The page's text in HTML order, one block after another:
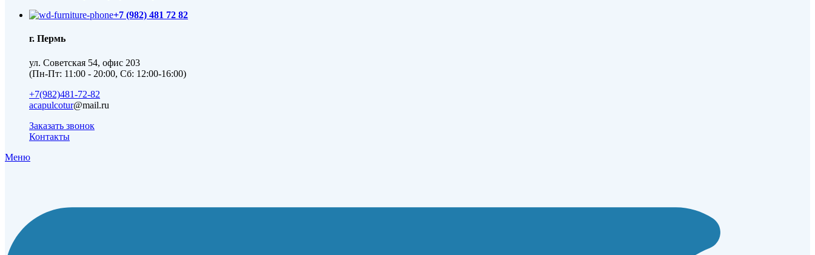
+7 (982) 481 72 82
г. Пермь
ул. Советская 54, офис 203
(Пн-Пт: 11:00 - 20:00, Сб: 12:00-16:00)
+7(982)481-72-82
acapulcotur@mail.ru
Заказать звонок
Контакты
Меню